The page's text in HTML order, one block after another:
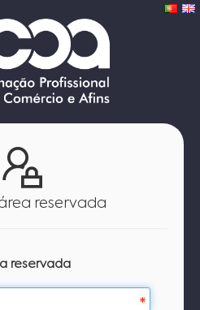
reservada
reservada